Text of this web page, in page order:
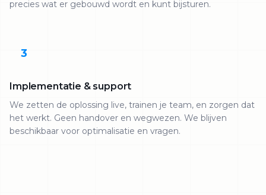
precies wat er gebouwd wordt en kunt bijsturen.
3
Implementatie & support
We zetten de oplossing live, trainen je team, en zorgen dat
het werkt. Geen handover en wegwezen. We blijven
beschikbaar voor optimalisatie en vragen.